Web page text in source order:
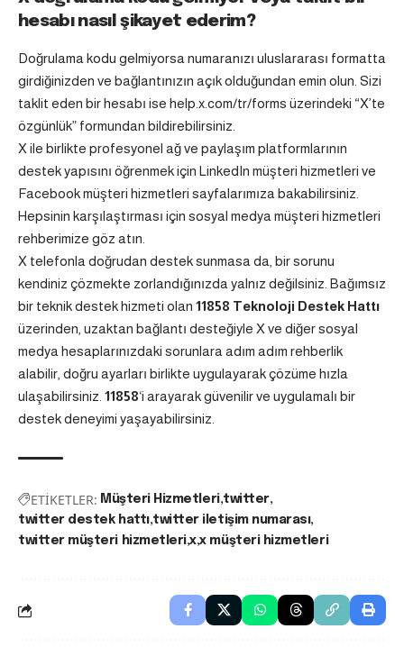
hesabı nasıl şikayet ederim?
Doğrulama kodu gelmiyorsa numaranızı uluslararası formatta
girdiğinizden ve bağlantınızın açık olduğundan emin olun. Sizi
taklit eden bir hesabı ise help.x.com/tr/forms üzerindeki “X’te
özgünlük” formundan bildirebilirsiniz.
X ile birlikte profesyonel ağ ve paylaşım platformlarının
destek yapısını öğrenmek için LinkedIn müşteri hizmetleri ve
Facebook müşteri hizmetleri sayfalarımıza bakabilirsiniz.
Hepsinin karşılaştırması için sosyal medya müşteri hizmetleri
rehberimize göz atın.
X telefonla doğrudan destek sunmasa da, bir sorunu
kendiniz çözmekte zorlandığınızda yalnız değilsiniz. Bağımsız
bir teknik destek hizmeti olan 11858 Teknoloji Destek Hattı
üzerinden, uzaktan bağlantı desteğiyle X ve diğer sosyal
medya hesaplarınızdaki sorunlara adım adım rehberlik
alabilir, doğru ayarları birlikte uygulayarak çözüme hızla
ulaşabilirsiniz. 11858‘i arayarak güvenilir ve uygulamalı bir
destek deneyimi yaşayabilirsiniz.
ETİKETLER: Müşteri Hizmetleri twitter
twitter destek hattı twitter iletişim numarası
twitter müşteri hizmetleri x x müşteri hizmetleri